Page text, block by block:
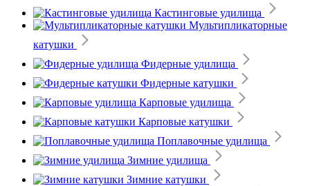
Кастинговые удилища
Мультипликаторные
катушки
Фидерные удилища
Фидерные катушки
Карповые удилища
Карповые катушки
Поплавочные удилища
Зимние удилища
Зимние катушки